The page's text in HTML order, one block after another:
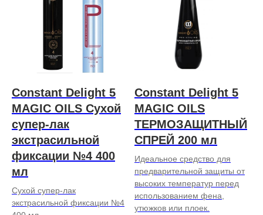
Constant Delight 5
MAGIC OILS Сухой
супер-лак
экстрасильной
фиксации №4 400
мл
Сухой супер-лак
экстрасильной фиксации №4
Constant Delight 5
MAGIC OILS
ТЕРМОЗАЩИТНЫЙ
СПРЕЙ 200 мл
Идеальное средство для
предварительной защиты от
высоких температур перед
использованием фена,
утюжков или плоек.